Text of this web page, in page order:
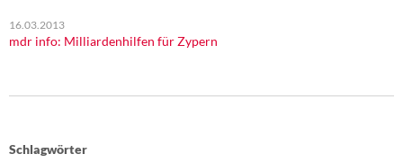
16.03.2013
mdr info: Milliardenhilfen für Zypern
Schlagwörter